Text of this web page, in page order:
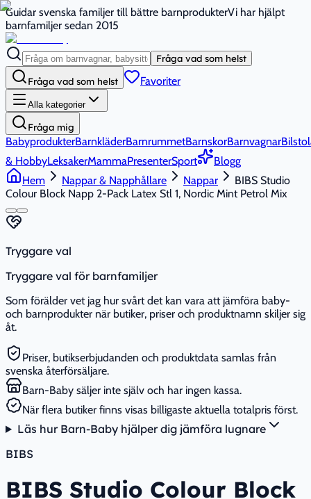
Guidar svenska familjer till bättre barnprodukterVi har hjälpt
barnfamiljer sedan 2015
Fråga vad som helst
Fråga vad som helst Favoriter
Alla kategorier
Fråga mig
BabyprodukterBarnkläderBarnrummetBarnskorBarnvagnar
& HobbyLeksakerMammaPresenterSport
Blogg
Hem
Nappar & Napphållare Nappar
BIBS Studio
Colour Block Napp 2-Pack Latex Stl 1, Nordic Mint Petrol Mix
Tryggare val
Tryggare val för barnfamiljer
Som förälder vet jag hur svårt det kan vara att jämföra baby-
och barnprodukter när butiker, priser och produktnamn skiljer sig
åt.
Priser, butikserbjudanden och produktdata samlas från
svenska återförsäljare.
Barn-Baby säljer inte själv och har ingen kassa.
När flera butiker finns visas billigaste aktuella totalpris först.
Läs hur Barn-Baby hjälper dig jämföra lugnare
BIBS
BIBS Studio Colour Block